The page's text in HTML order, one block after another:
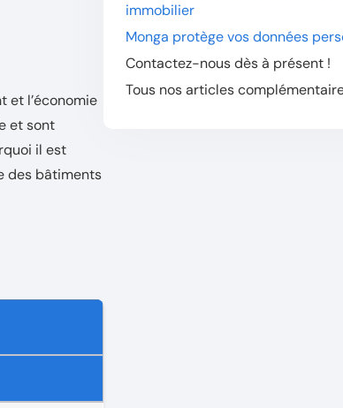
et l’économie
et sont
il est
des bâtiments
immobilier
Monga protège vos données
Contactez-nous dès à présent !
Tous nos articles